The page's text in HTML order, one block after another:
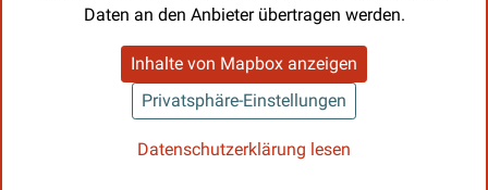
Daten an den Anbieter übertragen werden.
Inhalte von Mapbox anzeigen
Privatsphäre-Einstellungen
Datenschutzerklärung lesen